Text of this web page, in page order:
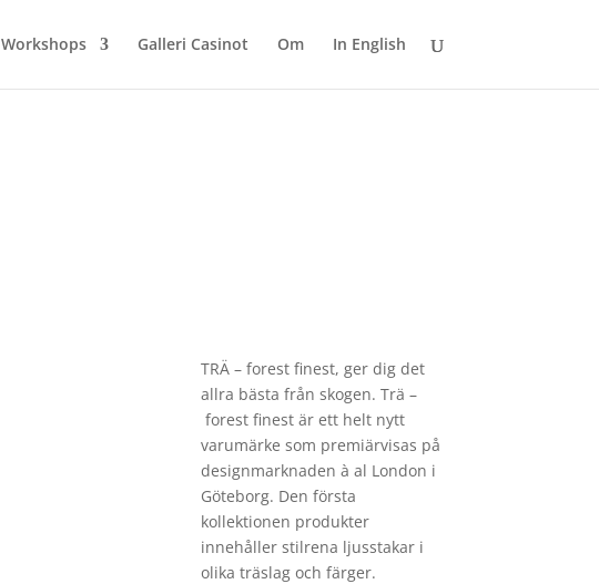
Workshops Galleri Casinot Om In English
TRÄ –forest finest, ger dig det
allra bästa från skogen. Trä –
forest finest är ett helt nytt
varumärke som premiärvisas på
designmarknaden à al London i
Göteborg. Den första
kollektionen produkter
innehåller stilrena ljusstakar i
olika träslag och färger.